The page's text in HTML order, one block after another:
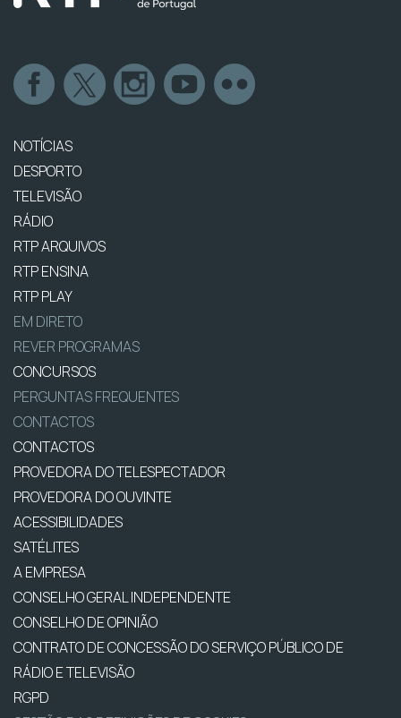
NOTÍCIAS
DESPORTO
TELEVISÃO
RÁDIO
RTP ARQUIVOS
RTP ENSINA
RTP PLAY
EM DIRETO
REVER PROGRAMAS
CONCURSOS
PERGUNTAS FREQUENTES
CONTACTOS
CONTACTOS
PROVEDORA DO TELESPECTADOR
PROVEDORA DO OUVINTE
ACESSIBILIDADES
SATÉLITES
A EMPRESA
CONSELHO GERAL INDEPENDENTE
CONSELHO DE OPINIÃO
CONTRATO DE CONCESSÃO DO SERVIÇO PÚBLICO DE
RÁDIO E TELEVISÃO
RGPD